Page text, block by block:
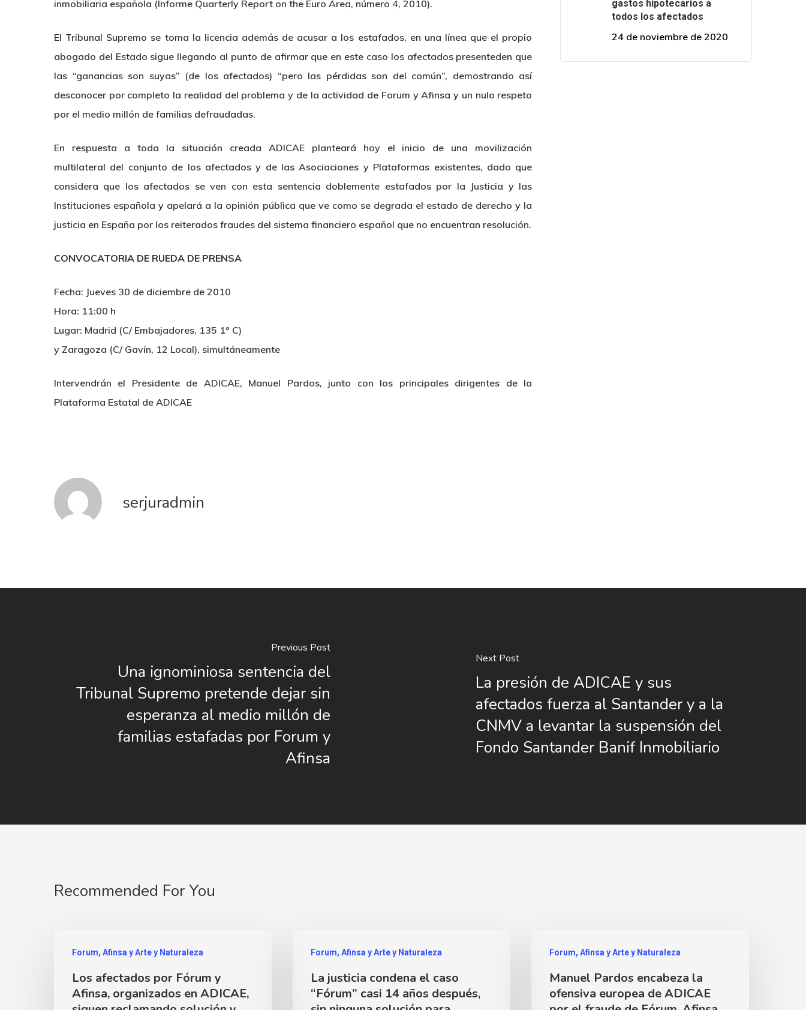
inmobiliaria española (Informe Quarterly Report on the Euro Area, número 4, 2010).
El Tribunal Supremo se toma la licencia además de acusar a los estafados, en una línea que el propio
abogado del Estado sigue llegando al punto de afirmar que en este caso los afectados presenteden que
las “ganancias son suyas” (de los afectados) “pero las pérdidas son del común”, demostrando así
desconocer por completo la realidad del problema y de la actividad de Forum y Afinsa y un nulo respeto
por el medio millón de familias defraudadas.
En respuesta a toda la situación creada ADICAE planteará hoy el inicio de una movilización
multilateral del conjunto de los afectados y de las Asociaciones y Plataformas existentes, dado que
considera que los afectados se ven con esta sentencia doblemente estafados por la Justicia y las
Instituciones española y apelará a la opinión pública que ve como se degrada el estado de derecho y la
justicia en España por los reiterados fraudes del sistema financiero español que no encuentran resolución.
CONVOCATORIA DE RUEDA DE PRENSA
Fecha: Jueves 30 de diciembre de 2010
Hora: 11:00 h
Lugar: Madrid (C/ Embajadores, 135 1º C)
y Zaragoza (C/ Gavín, 12 Local), simultáneamente
Intervendrán el Presidente de ADICAE, Manuel Pardos, junto con los principales dirigentes de la
Plataforma Estatal de ADICAE
serjuradmin
gastos hipotecarios a
todos los afectados
24 de noviembre de 2020
Previous Post
Una ignominiosa sentencia del
Tribunal Supremo pretende dejar sin
esperanza al medio millón de
familias estafadas por Forum y
Afinsa
Next Post
La presión de ADICAE y sus
afectados fuerza al Santander y a la
CNMV a levantar la suspensión del
Fondo Santander Banif Inmobiliario
Recommended For You
Forum, Afinsa y Arte y Naturaleza
Los afectados por Fórum y
Afinsa, organizados en ADICAE,
Forum, Afinsa y Arte y Naturaleza
La justicia condena el caso
“Fórum” casi 14 años después,
Forum, Afinsa y Arte y Naturaleza
Manuel Pardos encabeza la
ofensiva europea de ADICAE